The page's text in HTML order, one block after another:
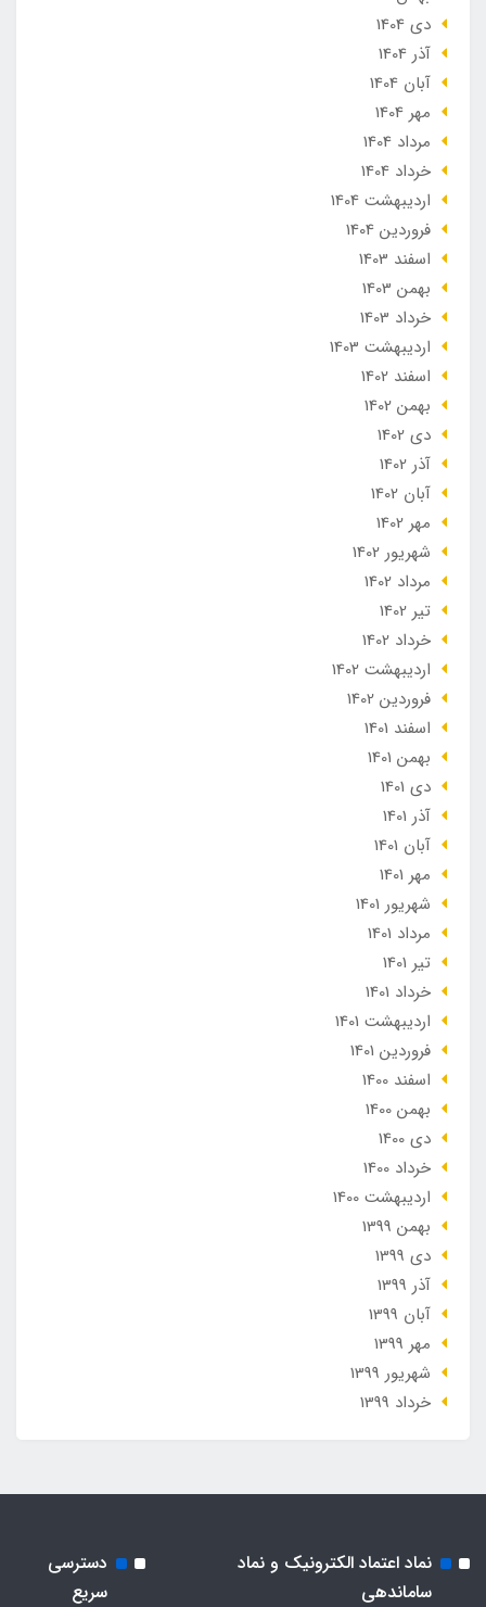
دی 1404
آذر 1404
آبان 1404
مهر 1404
مرداد 1404
خرداد 1404
ارديبهشت 1404
فروردین 1404
اسفند 1403
بهمن 1403
خرداد 1403
ارديبهشت 1403
اسفند 1402
بهمن 1402
دی 1402
آذر 1402
آبان 1402
مهر 1402
شهریور 1402
مرداد 1402
تير 1402
خرداد 1402
ارديبهشت 1402
فروردین 1402
اسفند 1401
بهمن 1401
دی 1401
آذر 1401
آبان 1401
مهر 1401
شهریور 1401
مرداد 1401
تير 1401
خرداد 1401
ارديبهشت 1401
فروردین 1401
اسفند 1400
بهمن 1400
دی 1400
خرداد 1400
ارديبهشت 1400
بهمن 1399
دی 1399
آذر 1399
آبان 1399
مهر 1399
شهریور 1399
خرداد 1399
نماد اعتماد الکترونیک و نماد
ساماندهی
دسترسی
سریع